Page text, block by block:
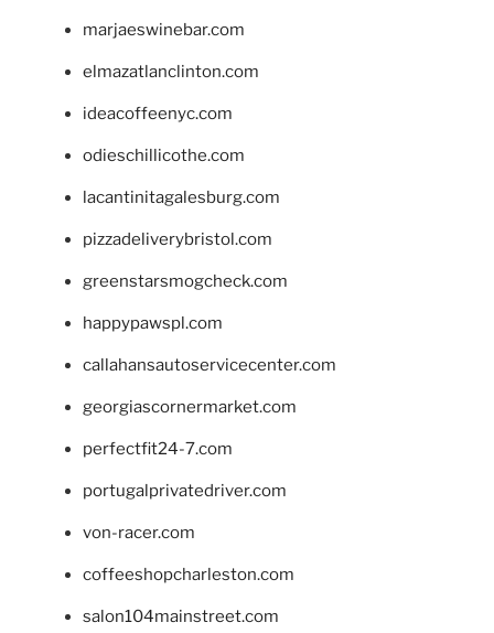
marjaeswinebar.com
elmazatlanclinton.com
ideacoffeenyc.com
odieschillicothe.com
lacantinitagalesburg.com
pizzadeliverybristol.com
greenstarsmogcheck.com
happypawspl.com
callahansautoservicecenter.com
georgiascornermarket.com
perfectfit24-7.com
portugalprivatedriver.com
von-racer.com
coffeeshopcharleston.com
salon104mainstreet.com